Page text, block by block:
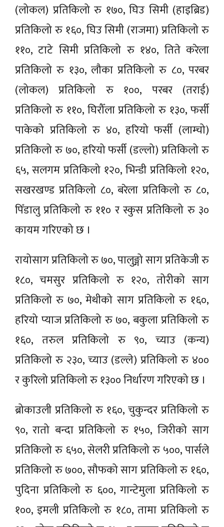
(लोकल) प्रतिकिलो रु १७०, घिउ सिमी (हाइब्रिड)
प्रतिकिलो रु १६०, घिउ सिमी (राजमा) प्रतिकिलो रु
११०, टाटे सिमी प्रतिकिलो रु १४०, तिते करेला
प्रतिकिलो रु १३०, लौका प्रतिकिलो रु ८०, परबर
(लोकल) प्रतिकिलो रु १००, परबर (तराई)
प्रतिकिलो रु ११०, घिरौँला प्रतिकिलो रु १३०, फर्सी
पाकेको प्रतिकिलो रु ४०, हरियो फर्सी (लाम्चो)
प्रतिकिलो रु ७०, हरियो फर्सी (डल्लो) प्रतिकिलो रु
६५, सलगम प्रतिकिलो १२०, भिन्डी प्रतिकिलो १२०,
सखरखण्ड प्रतिकिलो ८०, बरेला प्रतिकिलो रु ८०,
पिँडालु प्रतिकिलो रु ११० र स्कुस प्रतिकिलो रु ३०
कायम गरिएको छ ।
रायोसाग प्रतिकिलो रु ७०, पालुङ्गो साग प्रतिकेजी रु
१८०, चमसुर प्रतिकिलो रु १२०, तोरीको साग
प्रतिकिलो रु ७०, मेथीको साग प्रतिकिलो रु १६०,
हरियो प्याज प्रतिकिलो रु ७०, बकुला प्रतिकिलो रु
१६०, तरुल प्रतिकिलो रु ९०, च्याउ (कन्य)
प्रतिकिलो रु २३०, च्याउ (डल्ले) प्रतिकिलो रु ४००
र कुरिलो प्रतिकिलो रु १३०० निर्धारण गरिएको छ ।
ब्रोकाउली प्रतिकिलो रु १६०, चुकुन्दर प्रतिकिलो रु
९०, रातो बन्दा प्रतिकिलो रु १५०, जिरीको साग
प्रतिकिलो रु ६५०, सेलरी प्रतिकिलो रु ५००, पार्सले
प्रतिकिलो रु ७००, सौफको साग प्रतिकिलो रु १६०,
पुदिना प्रतिकिलो रु ६००, गान्टेमुला प्रतिकिलो रु
१००, इमली प्रतिकिलो रु १८०, तामा प्रतिकिलो रु